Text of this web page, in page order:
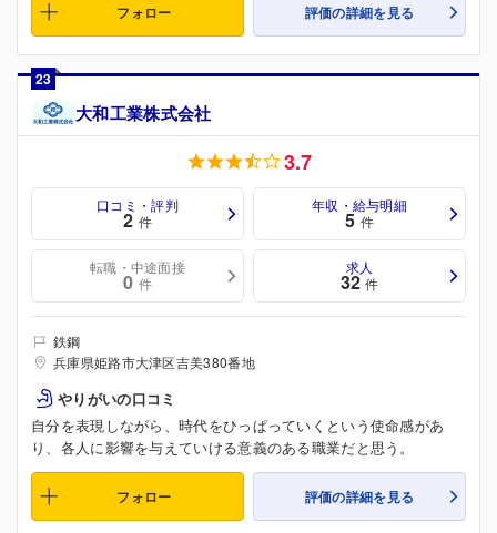
フォロー 評価の詳細を見る
23
大和工業株式会社
3.7
口コミ・評判
2 件
年収・給与明細
5 件
転職・中途面接
0 件
求人
32 件
鉄鋼
兵庫県姫路市大津区吉美380番地
やりがいの口コミ
自分を表現しながら、時代をひっぱっていくという使命感があ
り、各人に影響を与えていける意義のある職業だと思う。
フォロー 評価の詳細を見る